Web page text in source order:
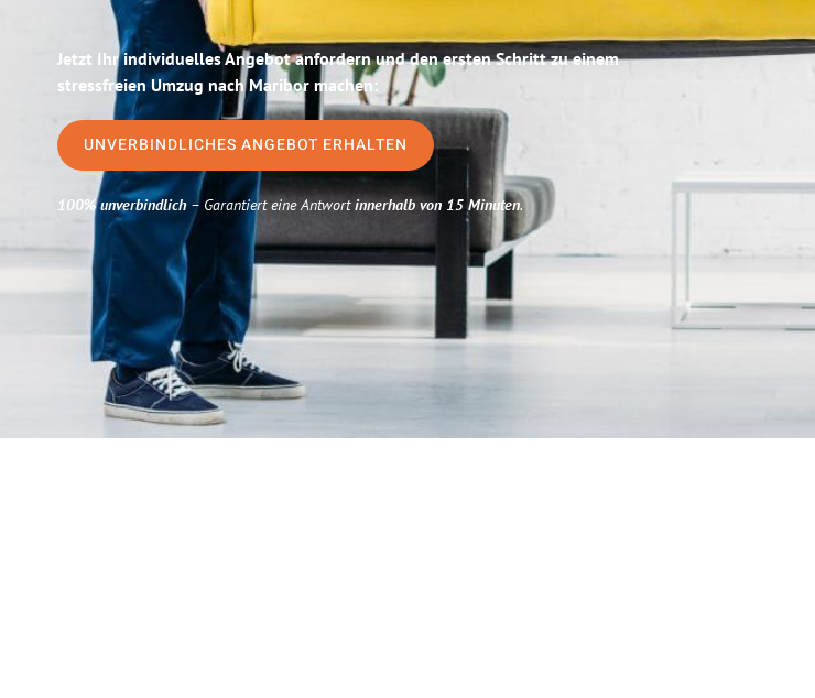
Jetzt Ihr individuelles Angebot anfordern und den ersten Schritt zu einem
stressfreien Umzug nach Maribor machen:
UNVERBINDLICHES ANGEBOT ERHALTEN
100% unverbindlich– Garantiert eine Antwortinnerhalb von 15 Minuten.